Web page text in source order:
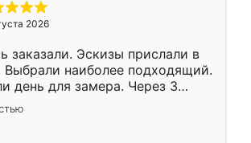
2026
заказали. Эскизы прислали в
Выбрали наиболее подходящий.
день для замера. Через 3
была уже готова. Остались
Спасибо Ренессанс
работу!